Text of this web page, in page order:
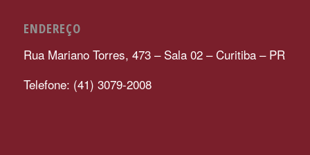
ENDEREÇO
Rua Mariano Torres, 473 – Sala 02 – Curitiba – PR
Telefone: (41) 3079-2008